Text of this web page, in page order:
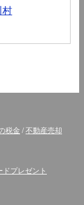
村
税金 /不動産売却
プレゼント